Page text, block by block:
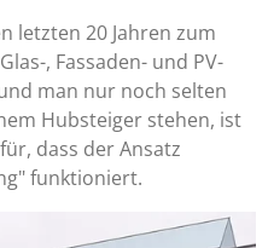
letzten 20 Jahren zum
, Fassaden- und PV-
man nur noch selten
Hubsteiger stehen, ist
dass der Ansatz
funktioniert.